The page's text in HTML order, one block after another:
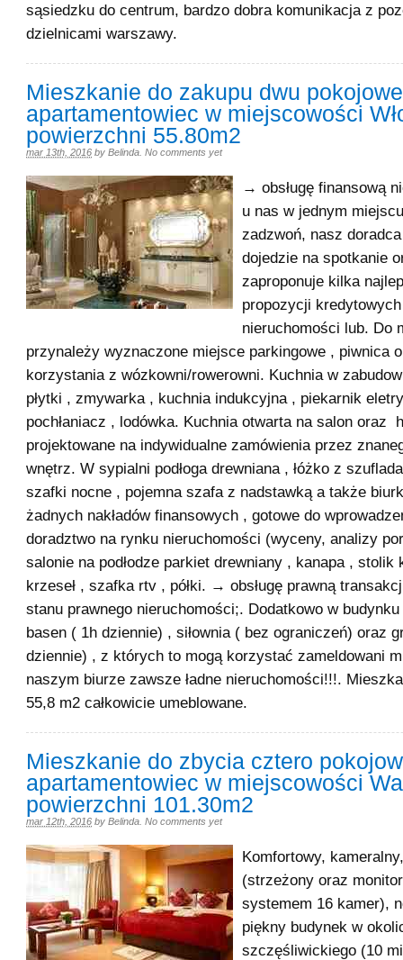
sąsiedzku do centrum, bardzo dobra komunikacja z
dzielnicami warszawy.
Mieszkanie do zakupu dwu pokojowe
apartamentowiec w miejscowości
powierzchni 55.80m2
mar 13th, 2016 by Belinda No comments yet
→ obsługę finansową
u nas w jednym
zadzwoń, nasz
dojedzie na spotkanie
zaproponuje kilka
propozycji
nieruchomości lub. Do
przynależy wyznaczone miejsce parkingowe , piwnica
korzystania z wózkowni/rowerowni. Kuchnia w
płytki , zmywarka , kuchnia indukcyjna , piekarnik
pochłaniacz , lodówka. Kuchnia otwarta na salon oraz
projektowane na indywidualne zamówienia przez
wnętrz. W sypialni podłoga drewniana , łóżko z
szafki nocne , pojemna szafa z nadstawką a także
żadnych nakładów finansowych , gotowe do
doradztwo na rynku nieruchomości (wyceny, analizy
salonie na podłodze parkiet drewniany , kanapa , stolik
krzeseł , szafka rtv , półki. → obsługę prawną
stanu prawnego nieruchomości;. Dodatkowo w
basen ( 1h dziennie) , siłownia ( bez ograniczeń) oraz
dziennie) , z których to mogą korzystać zameldowani
naszym biurze zawsze ładne nieruchomości!!!.
55,8 m2 całkowicie umeblowane.
Mieszkanie do zbycia cztero
apartamentowiec w miejscowości
powierzchni 101.30m2
mar 12th, 2016 by Belinda No comments yet
Komfortowy,
(strzeżony oraz
systemem 16 kamer),
piękny budynek w
szczęśliwickiego (10